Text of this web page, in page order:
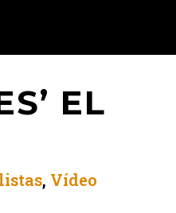
EL
, Vídeo